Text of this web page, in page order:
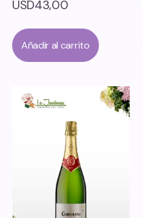
USD43,00
Añadir al carrito